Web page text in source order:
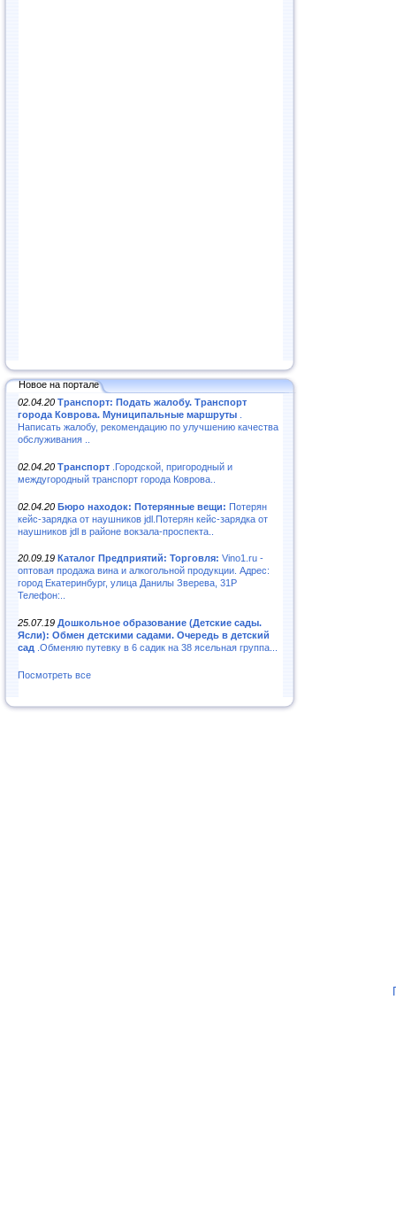
Новое на портале
02.04.20 Транспорт: Подать жалобу. Транспорт
города Коврова. Муниципальные маршруты
Написать жалобу, рекомендацию по улучшению качества
обслуживания ..
02.04.20 Транспорт .Городской, пригородный и
междугородный транспорт города Коврова..
02.04.20 Бюро находок: Потерянные вещи: Потерян
кейс-зарядка от наушников jdl.Потерян кейс-зарядка от
наушников jdl в районе вокзала-проспекта..
20.09.19 Каталог Предприятий: Торговля: Vino1.ru -
оптовая продажа вина и алкогольной продукции. Адрес:
город Екатеринбург, улица Данилы Зверева, 31Р
Телефон:..
25.07.19 Дошкольное образование (Детские сады.
Ясли): Обмен детскими садами. Очередь в детский
сад .Обменяю путевку в 6 садик на 38 ясельная группа...
Посмотреть все